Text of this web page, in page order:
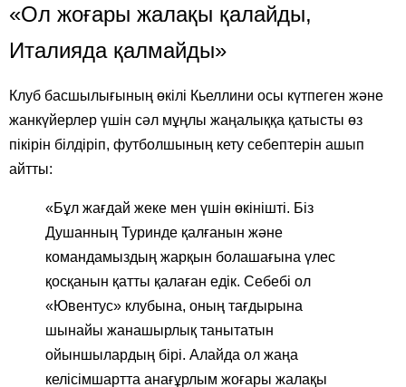
«Ол жоғары жалақы қалайды,
Италияда қалмайды»
Клуб басшылығының өкілі Кьеллини осы күтпеген және
жанкүйерлер үшін сәл мұңлы жаңалыққа қатысты өз
пікірін білдіріп, футболшының кету себептерін ашып
айтты:
«Бұл жағдай жеке мен үшін өкінішті. Біз
Душанның Туринде қалғанын және
командамыздың жарқын болашағына үлес
қосқанын қатты қалаған едік. Себебі ол
«Ювентус» клубына, оның тағдырына
шынайы жанашырлық танытатын
ойыншылардың бірі. Алайда ол жаңа
келісімшартта анағұрлым жоғары жалақы